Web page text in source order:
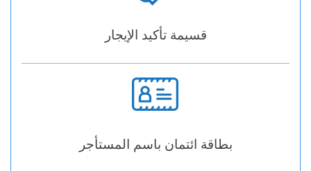
قسيمة تأكيد الإيجار
بطاقة ائتمان باسم المستأجر